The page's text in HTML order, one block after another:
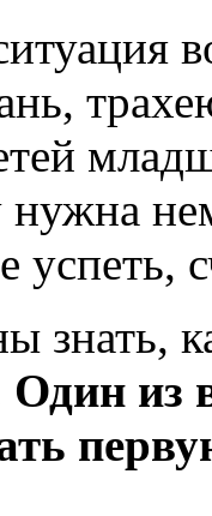
нужна
успеть,
знать,
Один из